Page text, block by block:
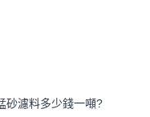
砂濾料多少錢一噸?